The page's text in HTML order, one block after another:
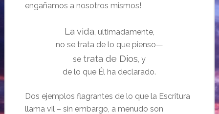
engañamos a nosotros mismos!
La vida, ultimadamente,
no se trata de lo que pienso—
se trata de Dios, y
de lo que Él ha declarado.
Dos ejemplos flagrantes de lo que la Escritura
llama vil – sin embargo, a menudo son